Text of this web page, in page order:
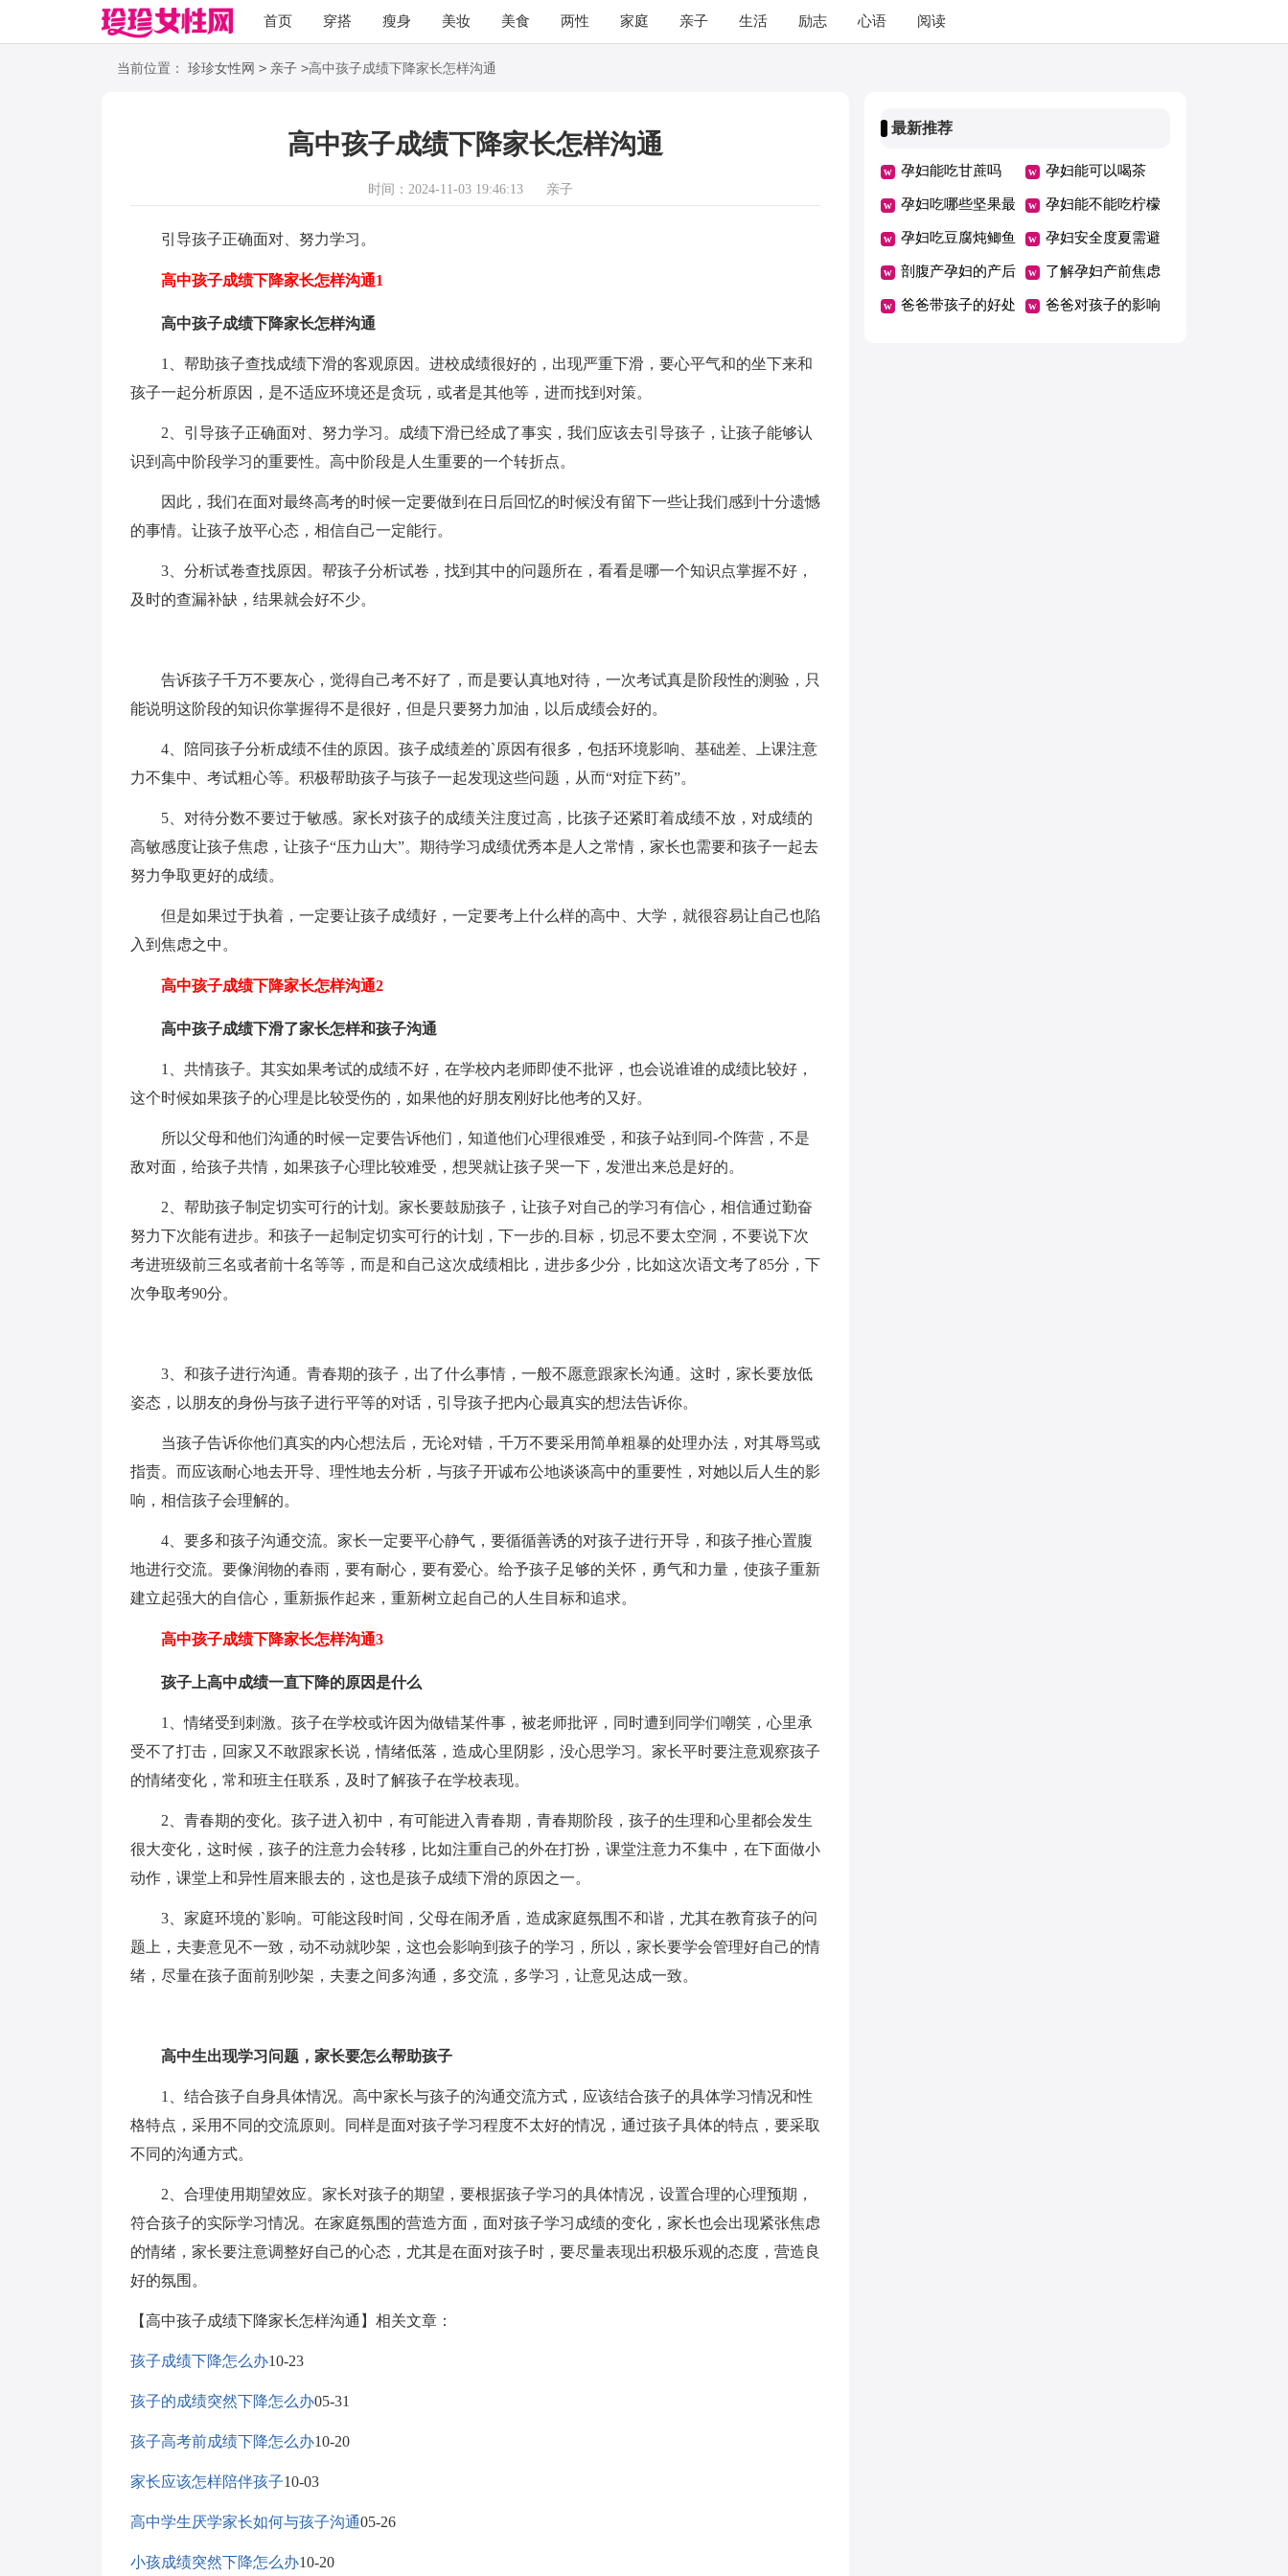
首页 穿搭 瘦身 美妆 美食 两性 家庭 亲子 生活 励志 心语 阅读
职场 语录
当前位置： 珍珍女性网 > 亲子 >高中孩子成绩下降家长怎样沟通
高中孩子成绩下降家长怎样沟通
时间：2024-11-03 19:46:13 亲子
引导孩子正确面对、努力学习。
高中孩子成绩下降家长怎样沟通1
高中孩子成绩下降家长怎样沟通
1、帮助孩子查找成绩下滑的客观原因。进校成绩很好的，出现严重下滑，要心平气和的坐下来和
孩子一起分析原因，是不适应环境还是贪玩，或者是其他等，进而找到对策。
2、引导孩子正确面对、努力学习。成绩下滑已经成了事实，我们应该去引导孩子，让孩子能够认
识到高中阶段学习的重要性。高中阶段是人生重要的一个转折点。
因此，我们在面对最终高考的时候一定要做到在日后回忆的时候没有留下一些让我们感到十分遗憾
的事情。让孩子放平心态，相信自己一定能行。
3、分析试卷查找原因。帮孩子分析试卷，找到其中的问题所在，看看是哪一个知识点掌握不好，
及时的查漏补缺，结果就会好不少。
告诉孩子千万不要灰心，觉得自己考不好了，而是要认真地对待，一次考试真是阶段性的测验，只
能说明这阶段的知识你掌握得不是很好，但是只要努力加油，以后成绩会好的。
4、陪同孩子分析成绩不佳的原因。孩子成绩差的`原因有很多，包括环境影响、基础差、上课注意
力不集中、考试粗心等。积极帮助孩子与孩子一起发现这些问题，从而“对症下药”。
5、对待分数不要过于敏感。家长对孩子的成绩关注度过高，比孩子还紧盯着成绩不放，对成绩的
高敏感度让孩子焦虑，让孩子“压力山大”。期待学习成绩优秀本是人之常情，家长也需要和孩子一起去
努力争取更好的成绩。
但是如果过于执着，一定要让孩子成绩好，一定要考上什么样的高中、大学，就很容易让自己也陷
入到焦虑之中。
高中孩子成绩下降家长怎样沟通2
高中孩子成绩下滑了家长怎样和孩子沟通
1、共情孩子。其实如果考试的成绩不好，在学校内老师即使不批评，也会说谁谁的成绩比较好，
这个时候如果孩子的心理是比较受伤的，如果他的好朋友刚好比他考的又好。
所以父母和他们沟通的时候一定要告诉他们，知道他们心理很难受，和孩子站到同-个阵营，不是
敌对面，给孩子共情，如果孩子心理比较难受，想哭就让孩子哭一下，发泄出来总是好的。
2、帮助孩子制定切实可行的计划。家长要鼓励孩子，让孩子对自己的学习有信心，相信通过勤奋
努力下次能有进步。和孩子一起制定切实可行的计划，下一步的.目标，切忌不要太空洞，不要说下次
考进班级前三名或者前十名等等，而是和自己这次成绩相比，进步多少分，比如这次语文考了85分，下
次争取考90分。
3、和孩子进行沟通。青春期的孩子，出了什么事情，一般不愿意跟家长沟通。这时，家长要放低
姿态，以朋友的身份与孩子进行平等的对话，引导孩子把内心最真实的想法告诉你。
当孩子告诉你他们真实的内心想法后，无论对错，千万不要采用简单粗暴的处理办法，对其辱骂或
指责。而应该耐心地去开导、理性地去分析，与孩子开诚布公地谈谈高中的重要性，对她以后人生的影
响，相信孩子会理解的。
4、要多和孩子沟通交流。家长一定要平心静气，要循循善诱的对孩子进行开导，和孩子推心置腹
地进行交流。要像润物的春雨，要有耐心，要有爱心。给予孩子足够的关怀，勇气和力量，使孩子重新
建立起强大的自信心，重新振作起来，重新树立起自己的人生目标和追求。
高中孩子成绩下降家长怎样沟通3
孩子上高中成绩一直下降的原因是什么
1、情绪受到刺激。孩子在学校或许因为做错某件事，被老师批评，同时遭到同学们嘲笑，心里承
受不了打击，回家又不敢跟家长说，情绪低落，造成心里阴影，没心思学习。家长平时要注意观察孩子
的情绪变化，常和班主任联系，及时了解孩子在学校表现。
2、青春期的变化。孩子进入初中，有可能进入青春期，青春期阶段，孩子的生理和心里都会发生
很大变化，这时候，孩子的注意力会转移，比如注重自己的外在打扮，课堂注意力不集中，在下面做小
动作，课堂上和异性眉来眼去的，这也是孩子成绩下滑的原因之一。
3、家庭环境的`影响。可能这段时间，父母在闹矛盾，造成家庭氛围不和谐，尤其在教育孩子的问
题上，夫妻意见不一致，动不动就吵架，这也会影响到孩子的学习，所以，家长要学会管理好自己的情
绪，尽量在孩子面前别吵架，夫妻之间多沟通，多交流，多学习，让意见达成一致。
高中生出现学习问题，家长要怎么帮助孩子
1、结合孩子自身具体情况。高中家长与孩子的沟通交流方式，应该结合孩子的具体学习情况和性
格特点，采用不同的交流原则。同样是面对孩子学习程度不太好的情况，通过孩子具体的特点，要采取
不同的沟通方式。
2、合理使用期望效应。家长对孩子的期望，要根据孩子学习的具体情况，设置合理的心理预期，
符合孩子的实际学习情况。在家庭氛围的营造方面，面对孩子学习成绩的变化，家长也会出现紧张焦虑
的情绪，家长要注意调整好自己的心态，尤其是在面对孩子时，要尽量表现出积极乐观的态度，营造良
好的氛围。
【高中孩子成绩下降家长怎样沟通】相关文章：
孩子成绩下降怎么办10-23
孩子的成绩突然下降怎么办05-31
孩子高考前成绩下降怎么办10-20
家长应该怎样陪伴孩子10-03
高中学生厌学家长如何与孩子沟通05-26
小孩成绩突然下降怎么办10-20
最新推荐
孕妇能吃甘蔗吗 孕妇能可以喝茶
吗?
孕妇吃哪些坚果最
好？
孕妇能不能吃柠檬
孕妇吃豆腐炖鲫鱼
的作用
孕妇安全度夏需避
３险
剖腹产孕妇的产后
饮食禁忌是什么
了解孕妇产前焦虑
原因
爸爸带孩子的好处 爸爸对孩子的影响